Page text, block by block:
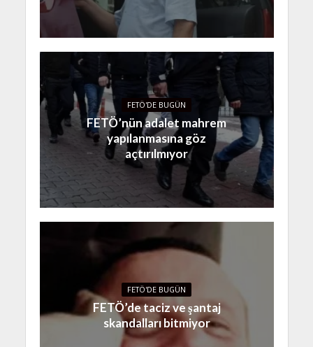
FETÖ'DE BUGÜN
FETÖ’nün adalet mahrem
yapılanmasına göz
açtırılmıyor
FETÖ'DE BUGÜN
FETÖ’de taciz ve şantaj
skandalları bitmiyor